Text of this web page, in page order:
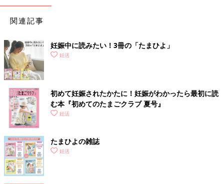
関連記事
妊娠中に読みたい！3冊の「たまひよ」
妊活
初めて妊娠されたかたに！妊娠がわかったら最初に読
む本『初めてのたまごクラブ 夏号』
妊活
たまひよの雑誌
妊活